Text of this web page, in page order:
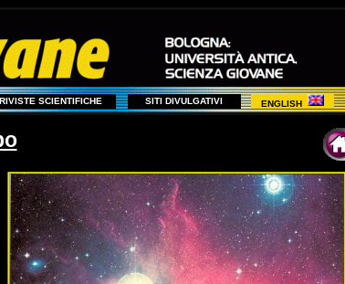
RIVISTE SCIENTIFICHE SITI DIVULGATIVI ENGLISH